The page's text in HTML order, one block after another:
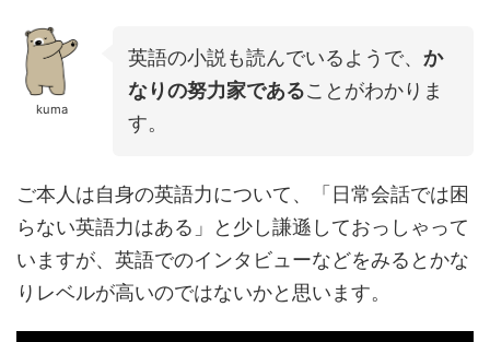
kuma
英語の小説も読んでいるようで、か
なりの努力家であることがわかりま
す。
ご本人は自身の英語力について、「日常会話では困
らない英語力はある」と少し謙遜しておっしゃって
いますが、英語でのインタビューなどをみるとかな
りレベルが高いのではないかと思います。